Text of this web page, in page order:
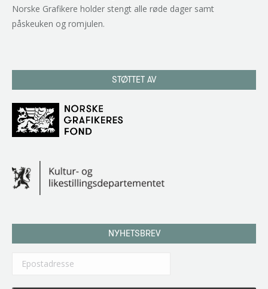
Norske Grafikere holder stengt alle røde dager samt
påskeuken og romjulen.
STØTTET AV
NYHETSBREV